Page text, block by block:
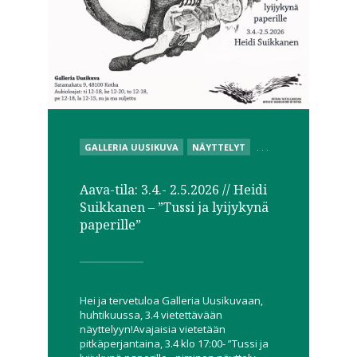
POSTED
IN
GALLERIA UUSIKUVA NÄYTTELYT
Aava-tila: 3.4.- 2.5.2026 // Heidi
Suikkanen – ”Tussi ja lyijykynä
paperille”
Hei ja tervetuloa Galleria Uusikuvaan,
huhtikuussa, 3.4 vietettävään
näyttelyyn!Avajaisia vietetään
pitkäperjantaina, 3.4 klo 17:00- ”Tussi ja